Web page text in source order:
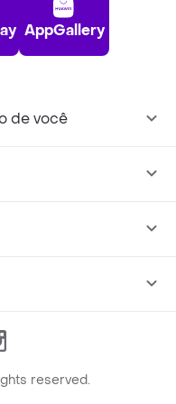
AppGallery
de você
reserved.